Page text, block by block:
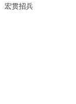
宏贯招兵